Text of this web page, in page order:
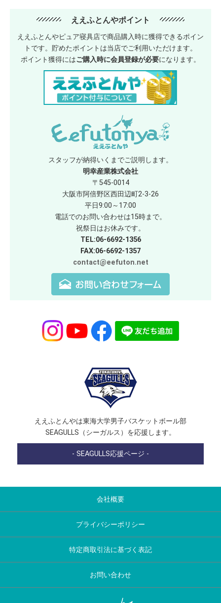
ええふとんやポイント
ええふとんやピュア寝具店で商品購入時に獲得できるポイン
トです。貯めたポイントは当店でご利用いただけます。
ポイント獲得にはご購入時に会員登録が必要になります。
スタッフが納得いくまでご説明します。
明幸産業株式会社
〒545-0014
大阪市阿倍野区西田辺町2-3-26
平日9:00～17:00
電話でのお問い合わせは15時まで。
祝祭日はお休みです。
TEL:06-6692-1356
FAX:06-6692-1357
contact@eefuton.net
ええふとんやは東海大学男子バスケットボール部
SEAGULLS（シーガルス）を応援します。
- SEAGULLS応援ページ -
会社概要
プライバシーポリシー
特定商取引法に基づく表記
お問い合わせ